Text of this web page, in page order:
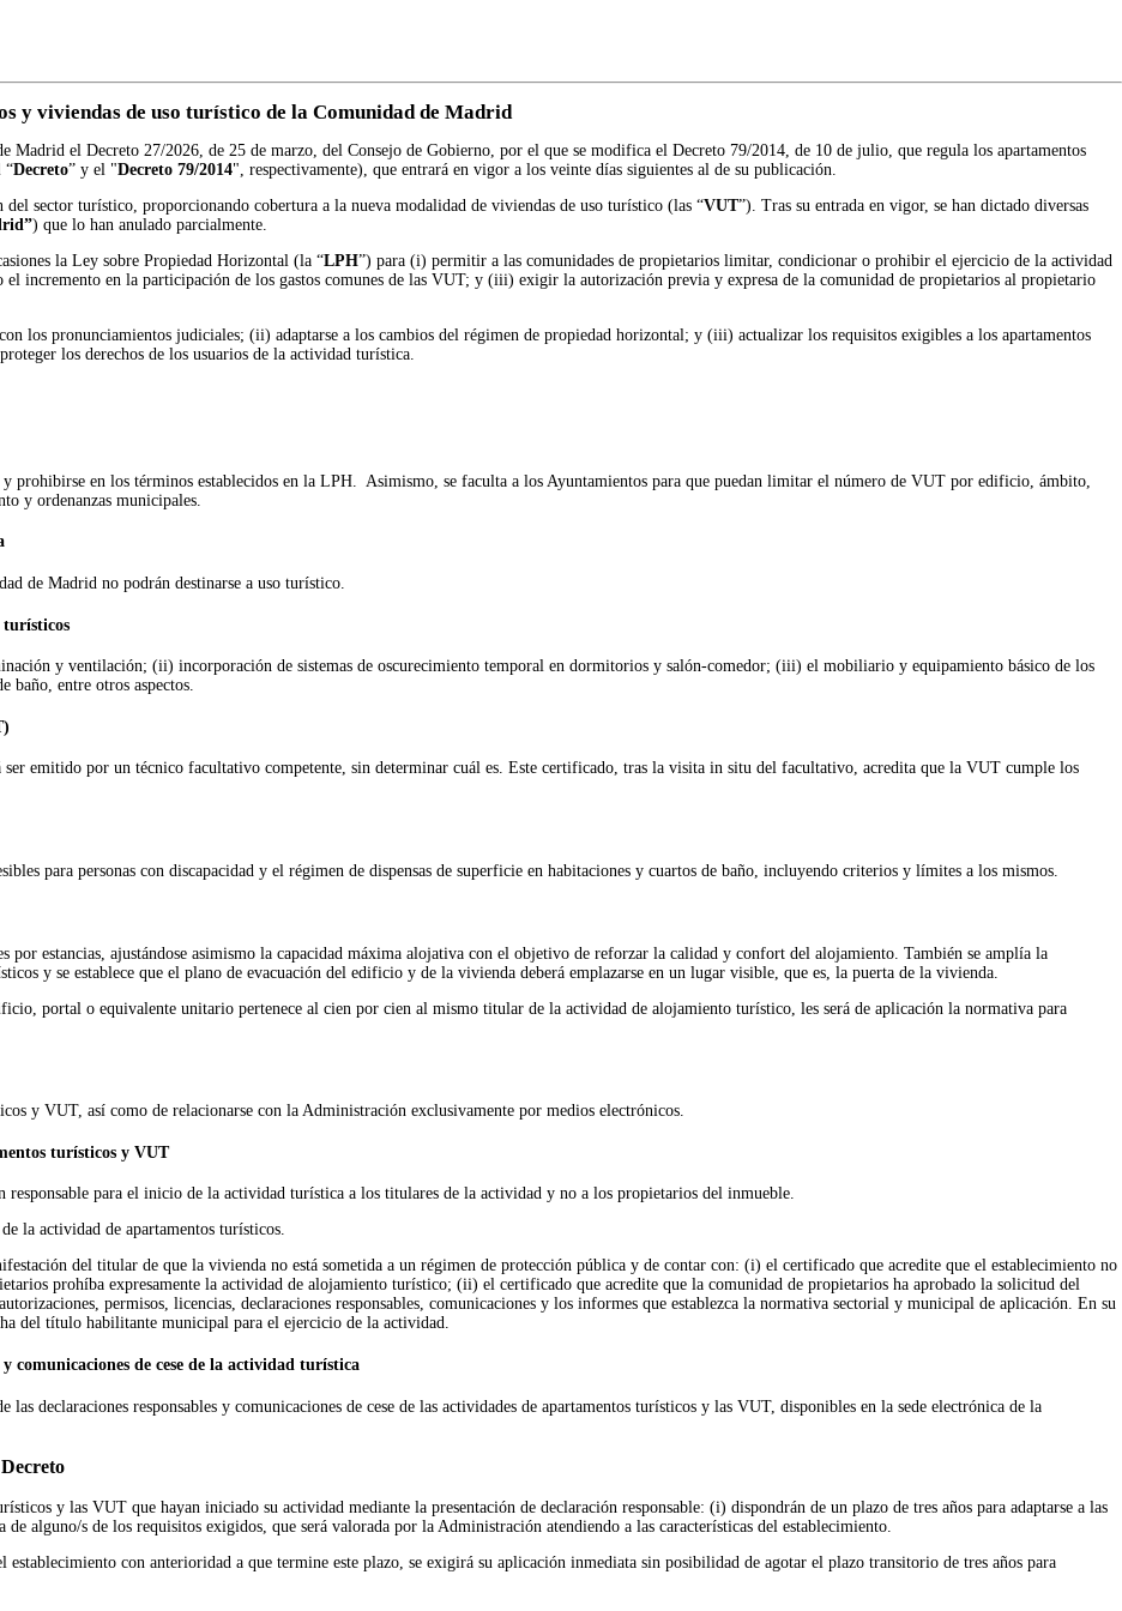
y viviendas de uso turístico de la Comunidad de Madrid
el Decreto 27/2026, de 25 de marzo, del Consejo de Gobierno, por el que se modifica el Decreto 79/2014, de 10 de julio, que regula los apartamentos
“Decreto” y el "Decreto 79/2014", respectivamente), que entrará en vigor a los veinte días siguientes al de su publicación.
sector turístico, proporcionando cobertura a la nueva modalidad de viviendas de uso turístico (las “VUT”). Tras su entrada en vigor, se han dictado diversas
) que lo han anulado parcialmente.
la Ley sobre Propiedad Horizontal (la “LPH”) para (i) permitir a las comunidades de propietarios limitar, condicionar o prohibir el ejercicio de la actividad
el incremento en la participación de los gastos comunes de las VUT; y (iii) exigir la autorización previa y expresa de la comunidad de propietarios al propietario
los pronunciamientos judiciales; (ii) adaptarse a los cambios del régimen de propiedad horizontal; y (iii) actualizar los requisitos exigibles a los apartamentos
los derechos de los usuarios de la actividad turística.
prohibirse en los términos establecidos en la LPH. Asimismo, se faculta a los Ayuntamientos para que puedan limitar el número de VUT por edificio, ámbito,
y ordenanzas municipales.
de Madrid no podrán destinarse a uso turístico.
turísticos
y ventilación; (ii) incorporación de sistemas de oscurecimiento temporal en dormitorios y salón-comedor; (iii) el mobiliario y equipamiento básico de los
baño, entre otros aspectos.
emitido por un técnico facultativo competente, sin determinar cuál es. Este certificado, tras la visita in situ del facultativo, acredita que la VUT cumple los
para personas con discapacidad y el régimen de dispensas de superficie en habitaciones y cuartos de baño, incluyendo criterios y límites a los mismos.
por estancias, ajustándose asimismo la capacidad máxima alojativa con el objetivo de reforzar la calidad y confort del alojamiento. También se amplía la
y se establece que el plano de evacuación del edificio y de la vivienda deberá emplazarse en un lugar visible, que es, la puerta de la vivienda.
portal o equivalente unitario pertenece al cien por cien al mismo titular de la actividad de alojamiento turístico, les será de aplicación la normativa para
y VUT, así como de relacionarse con la Administración exclusivamente por medios electrónicos.
turísticos y VUT
responsable para el inicio de la actividad turística a los titulares de la actividad y no a los propietarios del inmueble.
la actividad de apartamentos turísticos.
del titular de que la vivienda no está sometida a un régimen de protección pública y de contar con: (i) el certificado que acredite que el establecimiento no
prohíba expresamente la actividad de alojamiento turístico; (ii) el certificado que acredite que la comunidad de propietarios ha aprobado la solicitud del
permisos, licencias, declaraciones responsables, comunicaciones y los informes que establezca la normativa sectorial y municipal de aplicación. En su
del título habilitante municipal para el ejercicio de la actividad.
comunicaciones de cese de la actividad turística
declaraciones responsables y comunicaciones de cese de las actividades de apartamentos turísticos y las VUT, disponibles en la sede electrónica de la
y las VUT que hayan iniciado su actividad mediante la presentación de declaración responsable: (i) dispondrán de un plazo de tres años para adaptarse a las
alguno/s de los requisitos exigidos, que será valorada por la Administración atendiendo a las características del establecimiento.
establecimiento con anterioridad a que termine este plazo, se exigirá su aplicación inmediata sin posibilidad de agotar el plazo transitorio de tres años para